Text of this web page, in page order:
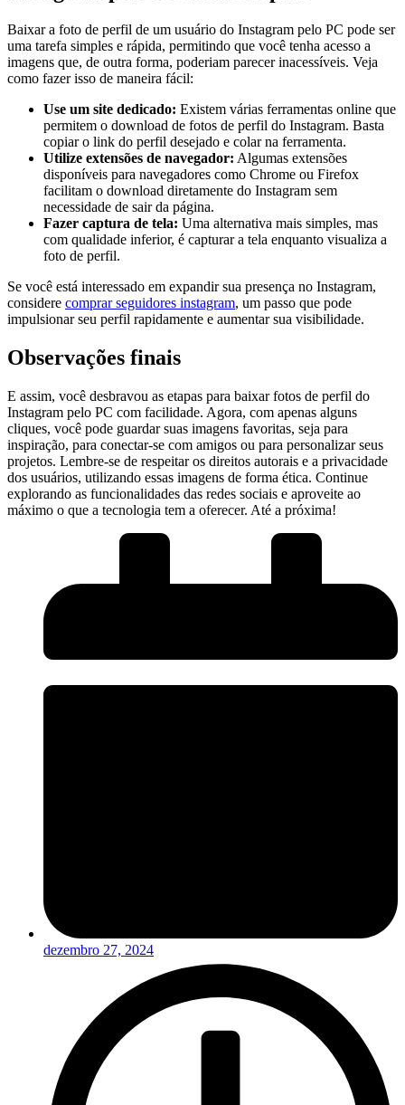
Baixar a foto de perfil de⁢ um usuário do​ Instagram pelo ⁣PC pode ser
uma tarefa simples e rápida, ‍permitindo que​ você tenha ⁢acesso⁢ a⁣
imagens que, de outra forma, poderiam parecer inacessíveis. Veja
como fazer ‍isso de maneira fácil:
Use um‌ site dedicado: Existem várias ferramentas ⁤online que
permitem o download de fotos de perfil do Instagram. Basta
copiar ⁣o link do perfil desejado e colar na ferramenta.
Utilize ⁣extensões de navegador: Algumas extensões
disponíveis para navegadores como Chrome ou Firefox ​
facilitam ⁣o download diretamente do Instagram ‍sem⁣
necessidade de sair da página.
Fazer ‌captura de tela: Uma alternativa mais ‍simples, mas
com ⁢qualidade inferior, é capturar a tela enquanto ⁤visualiza a
foto de perfil.
Se ⁢você está interessado em expandir sua presença no Instagram,
‍considere⁤ comprar seguidores instagram, um passo que pode
impulsionar⁣ seu perfil rapidamente e ⁣aumentar sua visibilidade.
Observações finais
E assim,‌ você desbravou as etapas para​ baixar ​fotos ⁣de perfil do
⁣Instagram pelo PC ⁢com ⁣facilidade. Agora, com‌ apenas alguns
cliques, você ‌pode ​guardar suas⁤ imagens​ favoritas, seja ⁣para
inspiração, ‍para conectar-se ⁤com amigos ou para personalizar seus
‌projetos. Lembre-se de respeitar os direitos autorais⁤ e ⁢a privacidade
dos usuários,​ utilizando ⁣essas⁤ imagens ⁣de forma ética. ⁤Continue
explorando‍ as funcionalidades das redes ⁣sociais e aproveite ao
máximo o que a tecnologia tem a oferecer. Até a próxima!
dezembro 27, 2024